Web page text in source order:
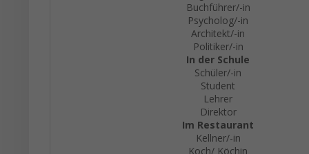
Buchführer/-in
Psycholog/-in
Architekt/-in
Politiker/-in
In der Schule
Schüler/-in
Student
Lehrer
Direktor
Im Restaurant
Kellner/-in
Koch/ Köchin